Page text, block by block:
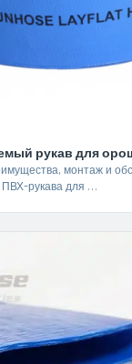
рукав для
монтаж и
рукава для …